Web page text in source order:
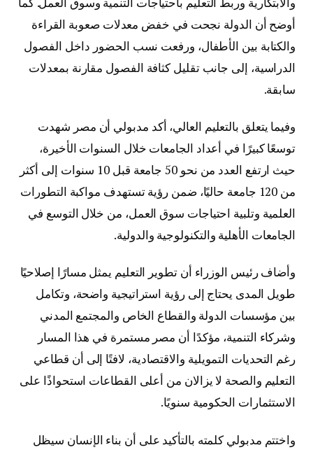
أوضح أن الدولة نجحت في خفض معدلات صعوبة القراءة
والكتابة بين الأطفال، ورفعت نسب الحضور داخل الفصول
الدراسية، إلى جانب تقليل كثافة الفصول مقارنة بمعدلات
سابقة.
وفيما يتعلق بالتعليم العالي، أكد مدبولي أن مصر شهدت
توسعًا كبيرًا في أعداد الجامعات خلال السنوات الأخيرة،
حيث ارتفع العدد من نحو 50 جامعة قبل 10 سنوات إلى أكثر
من 120 جامعة حاليًا، ضمن رؤية تستهدف مواكبة التطورات
العلمية وتلبية احتياجات سوق العمل، من خلال التوسع في
الجامعات الأهلية والتكنولوجية والدولية.
وأضاف رئيس الوزراء أن تطوير التعليم يمثل مسارًا إصلاحيًا
طويل المدى يحتاج إلى رؤية استراتيجية واضحة، وتكامل
بين مؤسسات الدولة والقطاع الخاص والمجتمع المدني
وشركاء التنمية، مؤكدًا أن مصر مستمرة في هذا المسار
رغم التحديات التمويلية والاقتصادية، لافتًا إلى أن قطاعي
التعليم والصحة لا يزالان من أعلى القطاعات استحواذًا على
الاستثمارات الحكومية سنويًا.
واختتم مدبولي كلمته بالتأكيد على أن بناء الإنسان سيظل